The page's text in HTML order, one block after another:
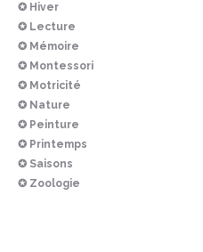
✪ Hiver
✪ Lecture
✪ Mémoire
✪ Montessori
✪ Motricité
✪ Nature
✪ Peinture
✪ Printemps
✪ Saisons
✪ Zoologie